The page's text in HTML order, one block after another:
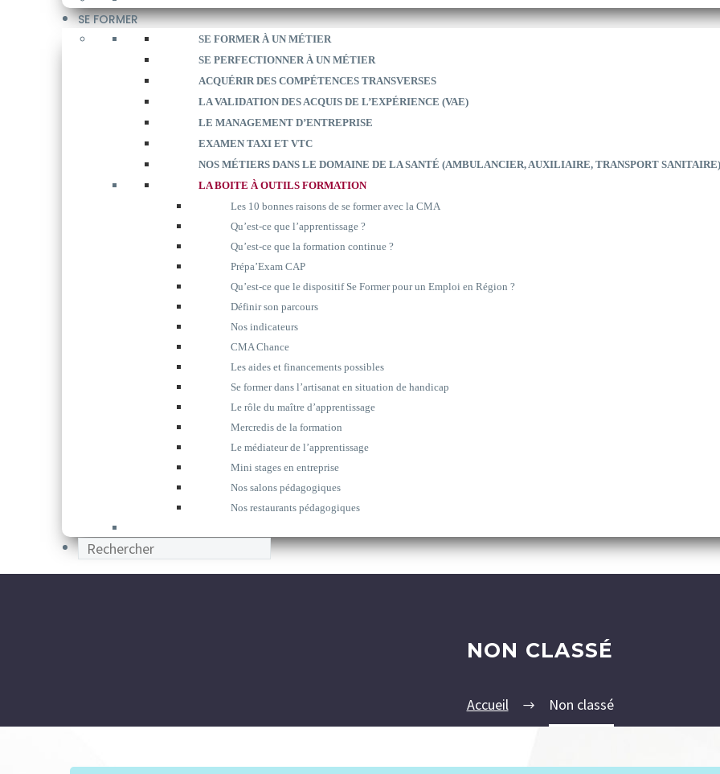
SE FORMER
SE FORMER À UN MÉTIER
SE PERFECTIONNER À UN MÉTIER
ACQUÉRIR DES COMPÉTENCES TRANSVERSES
LA VALIDATION DES ACQUIS DE L’EXPÉRIENCE (VAE)
LE MANAGEMENT D’ENTREPRISE
EXAMEN TAXI ET VTC
NOS MÉTIERS DANS LE DOMAINE DE LA SANTÉ (AMBULANCIER, AUXILIAIRE, TRANSPORT SANITAIRE)
LA BOITE À OUTILS FORMATION
Les 10 bonnes raisons de se former avec la CMA
Qu’est-ce que l’apprentissage ?
Qu’est-ce que la formation continue ?
Prépa’Exam CAP
Qu’est-ce que le dispositif Se Former pour un Emploi en Région ?
Définir son parcours
Nos indicateurs
CMA Chance
Les aides et financements possibles
Se former dans l’artisanat en situation de handicap
Le rôle du maître d’apprentissage
Mercredis de la formation
Le médiateur de l’apprentissage
Mini stages en entreprise
Nos salons pédagogiques
Nos restaurants pédagogiques
NON CLASSÉ
Accueil Non classé